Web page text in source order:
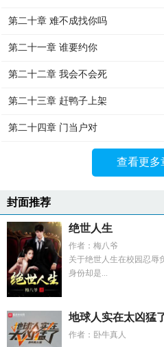
第二十章 难不成找你吗
第二十一章 谁要约你
第二十二章 我会不会死
第二十三章 赶鸭子上架
第二十四章 门当户对
查看更多
封面推荐
绝世人生
作者：梅八爷
关于绝世人生在校园忍辱
身份却是...
地球人实在太凶猛
作者：卧牛真人